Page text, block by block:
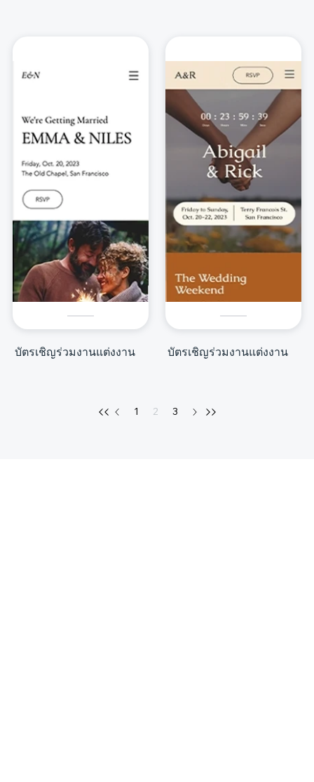
บัตรเชิญร่วมงานแต่งงาน บัตรเชิญร่วมงานแต่งงาน
1 2 3